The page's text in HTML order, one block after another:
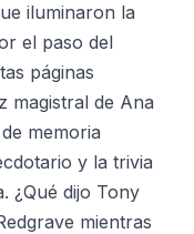
iluminaron la
el paso del
páginas
magistral de Ana
memoria
y la trivia
¿Qué dijo Tony
mientras